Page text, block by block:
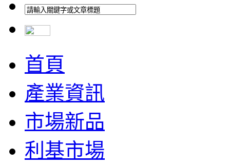
首頁
產業資訊
市場新品
利基市場